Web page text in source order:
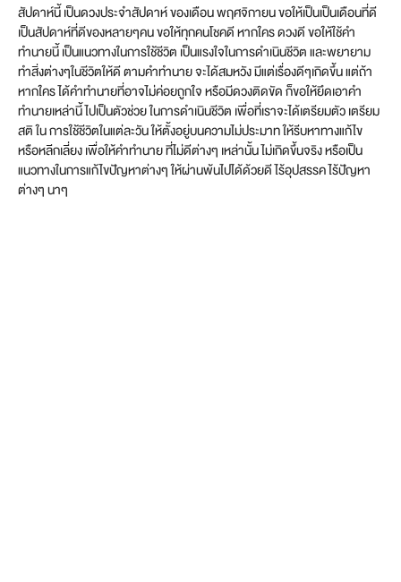
สัปดาห์นี้ เป็นดวงประจำสัปดาห์ ของเดือน พฤศจิกายน ขอให้เป็นเป็นเดือนที่ดี
เป็นสัปดาห์ที่ดีของหลายๆคน ขอให้ทุกคนโชคดี หากใคร ดวงดี ขอให้ใช้คำ
ทำนายนี้ เป็นแนวทางในการใช้ชีวิต เป็นแรงใจในการดำเนินชีวิต และพยายาม
ทำสิ่งต่างๆในชีวิตให้ดี ตามคำทำนาย จะได้สมหวัง มีแต่เรื่องดีๆเกิดขึ้น แต่ถ้า
หากใคร ได้คำทำนายที่อาจไม่ค่อยถูกใจ หรือมีดวงติดขัด ก็ขอให้ยึดเอาคำ
ทำนายเหล่านี้ ไปเป็นตัวช่วย ในการดำเนินชีวิต เพื่อที่เราจะได้เตรียมตัว เตรียม
สติ ใน การใช้ชีวิตในแต่ละวัน ให้ตั้งอยู่บนความไม่ประมาท ให้รีบหาทางแก้ไข
หรือหลีกเลี่ยง เพื่อให้คำทำนาย ที่ไม่ดีต่างๆ เหล่านั้น ไม่เกิดขึ้นจริง หรือเป็น
แนวทางในการแก้ไขปัญหาต่างๆ ให้ผ่านพ้นไปได้ด้วยดี ไร้อุปสรรค ไร้ปัญหา
ต่างๆ นาๆ